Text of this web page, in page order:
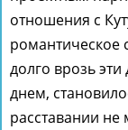
отношения с
романтическое
долго врозь
днем,
расставании